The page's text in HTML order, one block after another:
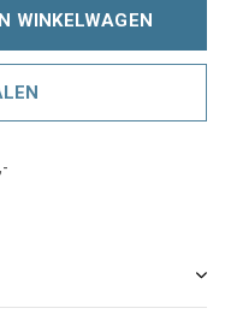
WINKELWAGEN